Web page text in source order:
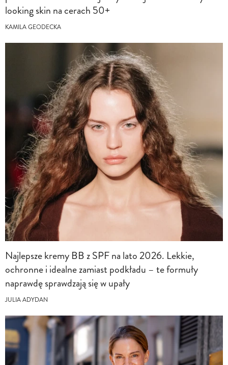
looking skin na cerach 50+
KAMILA GEODECKA
Najlepsze kremy BB z SPF na lato 2026. Lekkie,
ochronne i idealne zamiast podkładu – te formuły
naprawdę sprawdzają się w upały
JULIA ADYDAN